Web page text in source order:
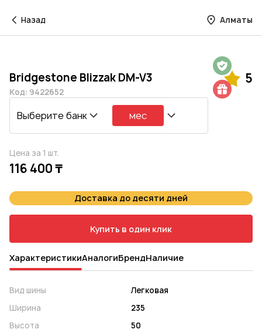
Назад Алматы
Bridgestone Blizzak DM-V3 5
Код: 9422652
Выберите банк мес
Цена за 1 шт.
116 400 ₸
Доставка до десяти дней
Купить в один клик
ХарактеристикиАналогиБрендНаличие
Вид шины
Легковая
Ширина
235
Высота
50